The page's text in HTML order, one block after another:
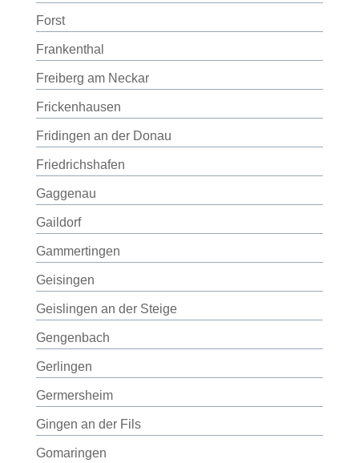
Forst
Frankenthal
Freiberg am Neckar
Frickenhausen
Fridingen an der Donau
Friedrichshafen
Gaggenau
Gaildorf
Gammertingen
Geisingen
Geislingen an der Steige
Gengenbach
Gerlingen
Germersheim
Gingen an der Fils
Gomaringen